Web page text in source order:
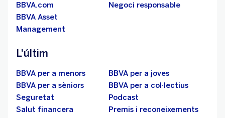
BBVA.com
Negoci responsable
BBVA Asset
Management
L'últim
BBVA per a menors
BBVA per a joves
BBVA per a sèniors
BBVA per a col·lectius
Seguretat
Podcast
Salut financera
Premis i reconeixements